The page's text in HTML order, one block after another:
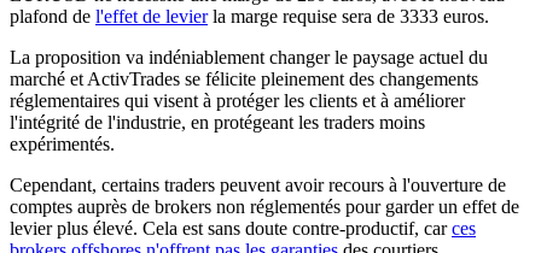
plafond de l'effet de levierla marge requise sera de 3333 euros.
La proposition va indéniablement changer le paysage actuel du
marché et ActivTrades se félicite pleinement des changements
réglementaires qui visent à protéger les clients et à améliorer
l'intégrité de l'industrie, en protégeant les traders moins
expérimentés.
Cependant, certains traders peuvent avoir recours à l'ouverture de
comptes auprès de brokers non réglementés pour garder un effet de
levier plus élevé. Cela est sans doute contre-productif, carces